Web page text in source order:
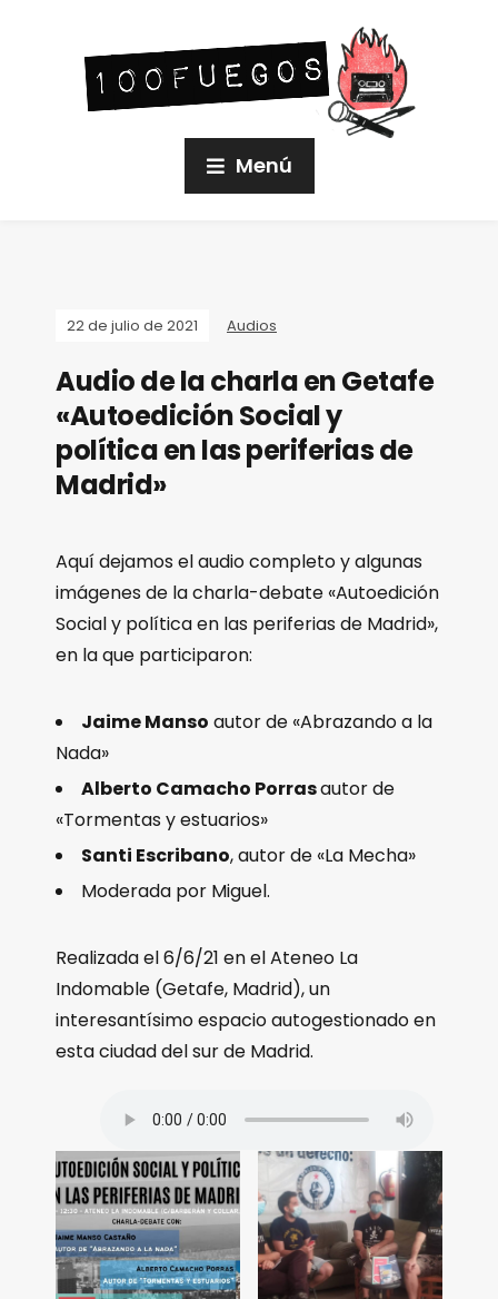
Menú
22 de julio de 2021 Audios
Audio de la charla en Getafe
«Autoedición Social y
política en las periferias de
Madrid»
Aquí dejamos el audio completo y algunas
imágenes de la charla-debate «Autoedición
Social y política en las periferias de Madrid»,
en la que participaron:
Jaime Manso autor de «Abrazando a la
Nada»
Alberto Camacho Porrasautor de
«Tormentas y estuarios»
Santi Escribano, autor de «La Mecha»
Moderada por Miguel.
Realizada el 6/6/21 en el Ateneo La
Indomable (Getafe, Madrid), un
interesantísimo espacio autogestionado en
esta ciudad del sur de Madrid.